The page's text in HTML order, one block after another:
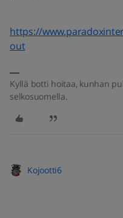
https://
out
Kyllä botti hoitaa, kunhan
selkosuomella.
Kojootti6